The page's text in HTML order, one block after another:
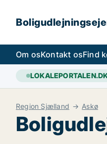
Om osKontakt osFind
Region Sjælland Askø